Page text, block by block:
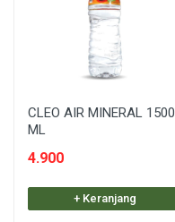
CLEO AIR MINERAL 1500
ML
4.900
+ Keranjang